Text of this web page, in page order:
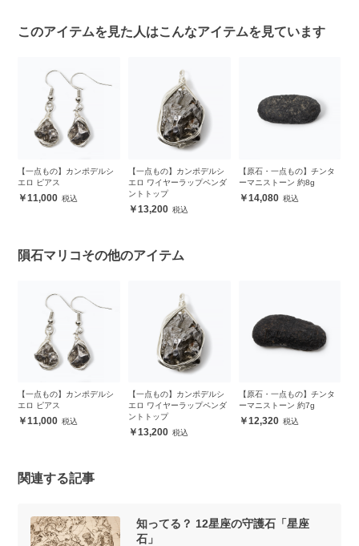
このアイテムを見た人はこんなアイテムを見ています
【一点もの】カンポデルシ
エロ ピアス
11,000
【一点もの】カンポデルシ
エロ ワイヤーラップペンダ
ントトップ
13,200
【原石・一点もの】チンタ
ーマニストーン 約8g
14,080
隕石マリコその他のアイテム
【一点もの】カンポデルシ
エロ ピアス
11,000
【一点もの】カンポデルシ
エロ ワイヤーラップペンダ
ントトップ
13,200
【原石・一点もの】チンタ
ーマニストーン 約7g
12,320
関連する記事
知ってる？ 12星座の守護石「星座
石」